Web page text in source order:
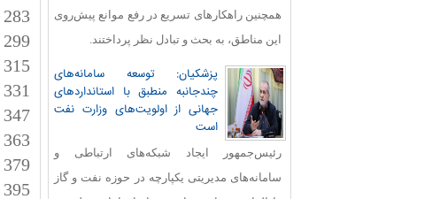
همچنین راهکارهای تسریع در رفع موانع پیش‌روی
این مناطق، به بحث و تبادل نظر پرداختند.
پزشکیان: توسعه سامانه‌های
چندجانبه منطبق با استانداردهای
جهانی از اولویت‌های وزارت نفت
است
رئیس‌جمهور ایجاد شبکه‌های ارتباطی و
سامانه‌های مدیریتی یکپارچه در حوزه نفت و گاز
283
299
315
331
347
363
379
395